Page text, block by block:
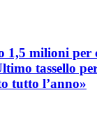
1,5 milioni per
tassello
tutto l’anno»